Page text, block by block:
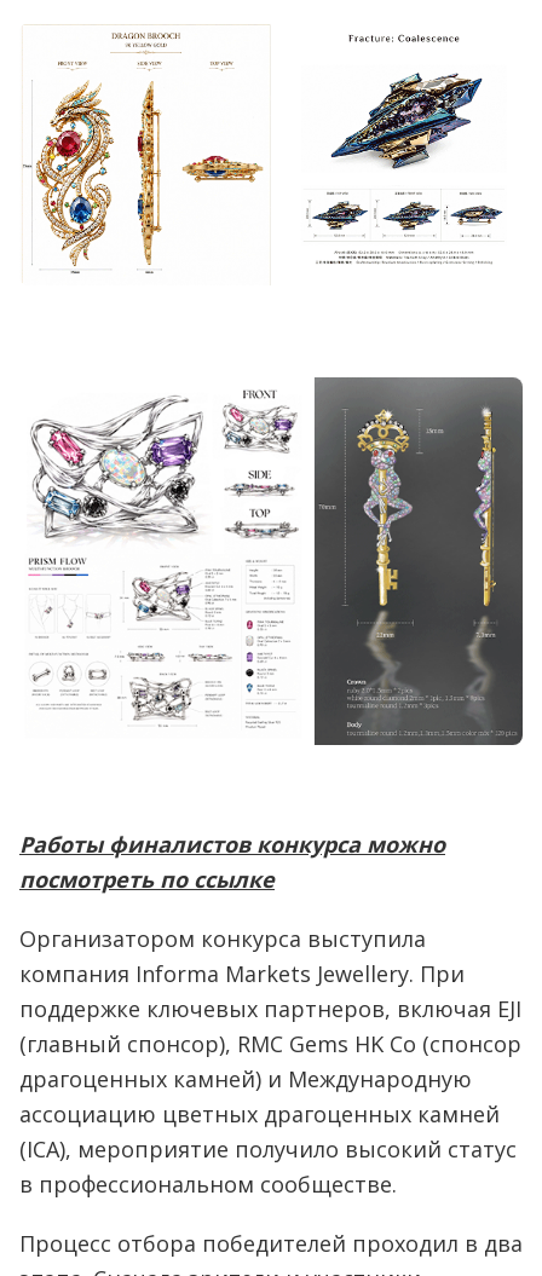
Работы финалистов конкурса можно
посмотреть по ссылке
Организатором конкурса выступила
компания Informa Markets Jewellery. При
поддержке ключевых партнеров, включая EJI
(главный спонсор), RMC Gems HK Co (спонсор
драгоценных камней) и Международную
ассоциацию цветных драгоценных камней
(ICA), мероприятие получило высокий статус
в профессиональном сообществе.
Процесс отбора победителей проходил в два